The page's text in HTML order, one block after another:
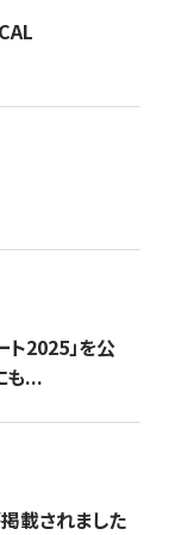
ト2025」を公
も...
載されました